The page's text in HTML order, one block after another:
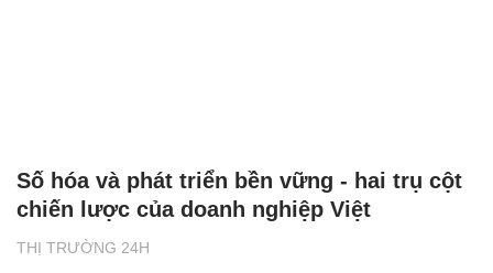
THỊ TRƯỜNG 24H
Số hóa và phát triển bền vững - hai trụ cột
chiến lược của doanh nghiệp Việt